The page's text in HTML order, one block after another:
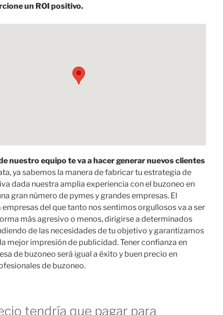
un ROI positivo.
nuestro equipo te va a hacer generar nuevos clientes
ya sabemos la manera de fabricar tu estrategia de
dada nuestra amplia experiencia con el buzoneo en
gran número de pymes y grandes empresas. El
empresas del que tanto nos sentimos orgullosos va a ser
más agresivo o menos, dirigirse a determinados
de las necesidades de tu objetivo y garantizamos
mejor impresión de publicidad. Tener confianza en
de buzoneo será igual a éxito y buen precio en
de buzoneo.
tendría que pagar para